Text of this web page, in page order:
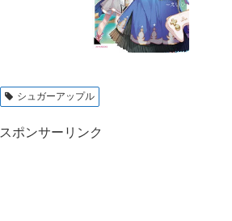
シュガーアップル
スポンサーリンク